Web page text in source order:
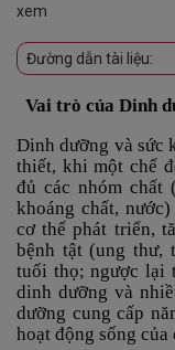
xem
Đường dẫn tài liệu:
Vai trò của Dinh
Dinh dưỡng và sức
thiết, khi một chế
đủ các nhóm chất
khoáng chất,
cơ thể phát triển,
bệnh tật (ung thư,
tuổi thọ; ngược lại
dinh dưỡng và
dưỡng cung cấp
hoạt động sống của